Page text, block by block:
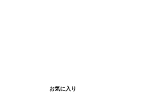
お気に入り